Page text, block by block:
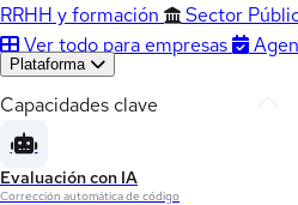
RRHH y formación
Sector
Ver todo para empresas
Plataforma
Capacidades clave
Evaluación con IA
Corrección automática de código